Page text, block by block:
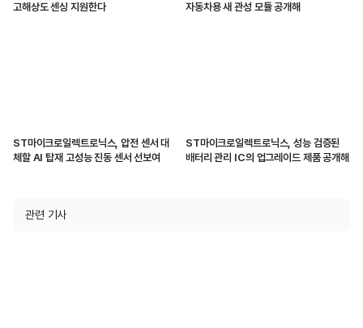
고해상도 센싱 지원한다
자동차용 새 관성 모듈 공개해
ST마이크로일렉트로닉스, 압전 센서 대
체할 AI 탑재 고성능 진동 센서 선보여
ST마이크로일렉트로닉스, 성능 검증된
배터리 관리 IC의 업그레이드 제품 공개해
관련 기사